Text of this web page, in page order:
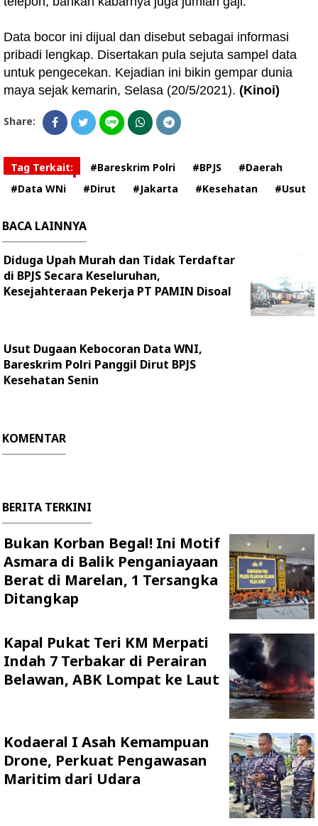
Data bocor ini dijual dan disebut sebagai informasi
pribadi lengkap. Disertakan pula sejuta sampel data
untuk pengecekan. Kejadian ini bikin gempar dunia
maya sejak kemarin, Selasa (20/5/2021). (Kinoi)
Share:
Tag Terkait: #Bareskrim Polri #BPJS
#Daerah
#Data WNi
#Dirut #Jakarta #Kesehatan #Usut
BACA LAINNYA
Diduga Upah Murah dan Tidak Terdaftar
di BPJS Secara Keseluruhan,
Kesejahteraan Pekerja PT PAMIN Disoal
Usut Dugaan Kebocoran Data WNI,
Bareskrim Polri Panggil Dirut BPJS
Kesehatan Senin
KOMENTAR
BERITA TERKINI
Bukan Korban Begal! Ini Motif
Asmara di Balik Penganiayaan
Berat di Marelan, 1 Tersangka
Ditangkap
Kapal Pukat Teri KM Merpati
Indah 7 Terbakar di Perairan
Belawan, ABK Lompat ke Laut
Kodaeral I Asah Kemampuan
Drone, Perkuat Pengawasan
Maritim dari Udara